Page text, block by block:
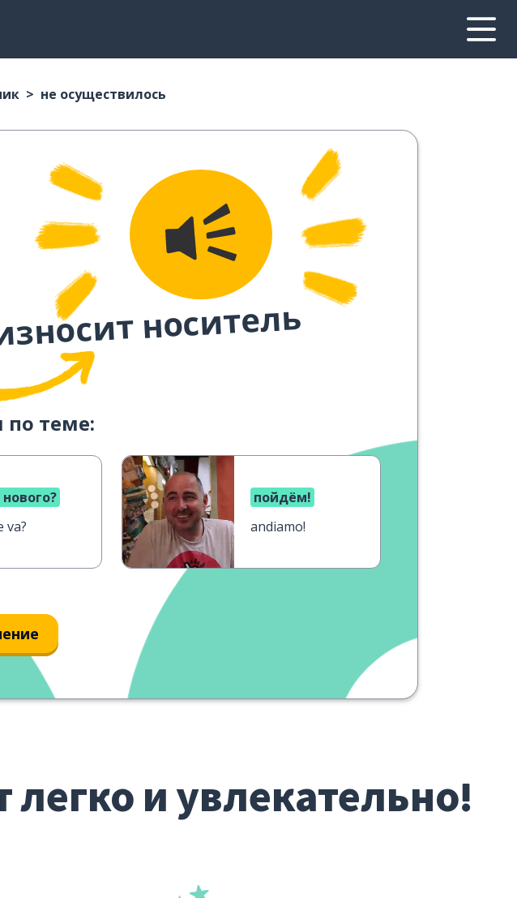
не осуществилось
носитель
по теме:
va?
пойдём!
andiamo!
и увлекательно!